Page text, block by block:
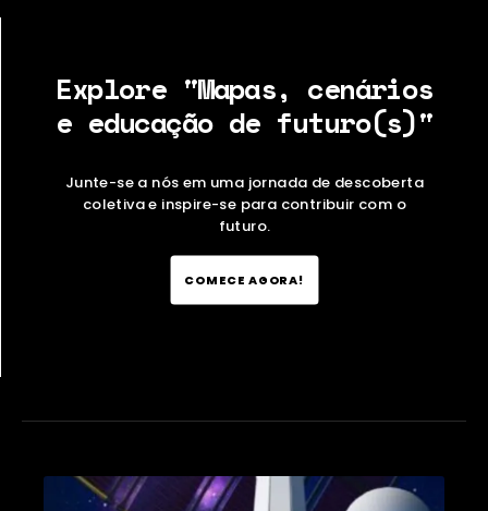
Explore "Mapas, cenários
e educação de futuro(s)"
Junte-se a nós em uma jornada de descoberta
coletiva e inspire-se para contribuir com o
futuro.
COMECE AGORA!